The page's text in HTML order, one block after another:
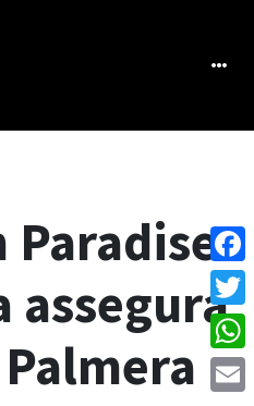
Paradise
assegura